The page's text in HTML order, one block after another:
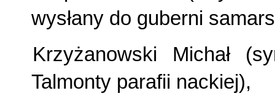
wysłany do guberni
Krzyżanowski Michał
Talmonty parafii nackiej),